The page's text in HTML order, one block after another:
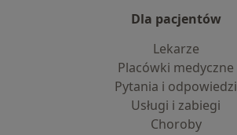
Dla pacjentów
Lekarze
Placówki medyczne
Pytania i odpowiedzi
Usługi i zabiegi
Choroby